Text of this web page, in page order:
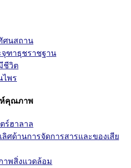
นสถาน
ฑาธุชราชฐาน
ชีวิต
พร
ห์คุณภาพ
ร์ฮาลาล
ลิศด้านการจัดการสารและของเสีย
พสิ่งแวดล้อม